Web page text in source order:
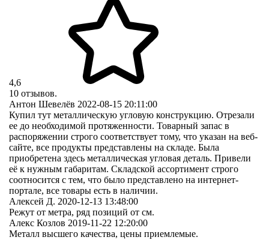
4,6
10 отзывов.
Антон Шевелёв 2022-08-15 20:11:00
Купил тут металлическую угловую конструкцию. Отрезали
ее до необходимой протяженности. Товарный запас в
распоряжении строго соответствует тому, что указан на веб-
сайте, все продукты представлены на складе. Была
приобретена здесь металлическая угловая деталь. Привели
её к нужным габаритам. Складской ассортимент строго
соотносится с тем, что было представлено на интернет-
портале, все товары есть в наличии.
Алексей Д. 2020-12-13 13:48:00
Режут от метра, ряд позиций от см.
Алекс Козлов 2019-11-22 12:20:00
Металл высшего качества, цены приемлемые.